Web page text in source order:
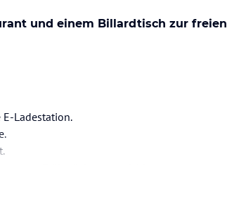
und einem Billardtisch zur freien
Ladestation.